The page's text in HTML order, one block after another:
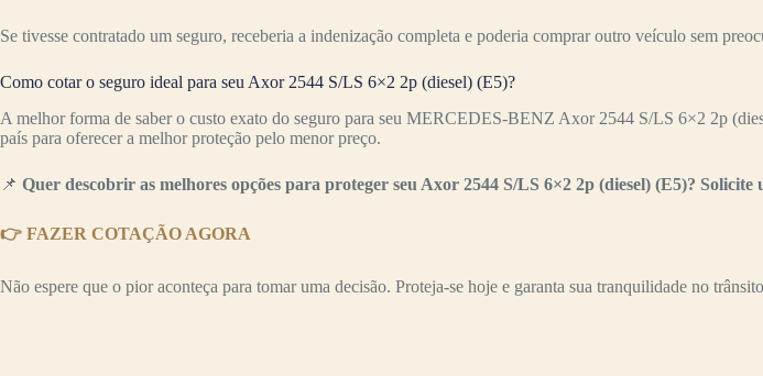
Se tivesse contratado um seguro, receberia a indenização completa e poderia comprar outro veículo sem
Como cotar o seguro ideal para seu Axor 2544 S/LS 6×2 2p (diesel) (E5)?
A melhor forma de saber o custo exato do seguro para seu MERCEDES-BENZ Axor 2544 S/LS 6×2 2p
país para oferecer a melhor proteção pelo menor preço.
📌 Quer descobrir as melhores opções para proteger seu Axor 2544 S/LS 6×2 2p (diesel) (E5)? Solicite
👉 FAZER COTAÇÃO AGORA
Não espere que o pior aconteça para tomar uma decisão. Proteja-se hoje e garanta sua tranquilidade no